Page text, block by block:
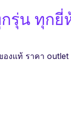
รุ่น ทุก
องแท้ ราคา